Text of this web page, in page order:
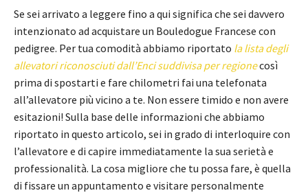
Se sei arrivato a leggere fino a qui significa che sei davvero
intenzionato ad acquistare un Bouledogue Francese con
pedigree. Per tua comodità abbiamo riportato la lista degli
allevatori riconosciuti dall’Enci suddivisa per regionecosì
prima di spostarti e fare chilometri fai una telefonata
all’allevatore più vicino a te. Non essere timido e non avere
esitazioni! Sulla base delle informazioni che abbiamo
riportato in questo articolo, sei in grado di interloquire con
l’allevatore e di capire immediatamente la sua serietà e
professionalità. La cosa migliore che tu possa fare, è quella
di fissare un appuntamento e visitare personalmente